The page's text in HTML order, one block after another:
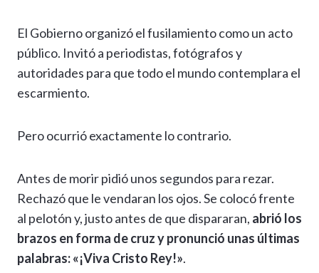
El Gobierno organizó el fusilamiento como un acto
público. Invitó a periodistas, fotógrafos y
autoridades para que todo el mundo contemplara el
escarmiento.
Pero ocurrió exactamente lo contrario.
Antes de morir pidió unos segundos para rezar.
Rechazó que le vendaran los ojos. Se colocó frente
al pelotón y, justo antes de que dispararan, abrió los
brazos en forma de cruz y pronunció unas últimas
palabras: «¡Viva Cristo Rey!».